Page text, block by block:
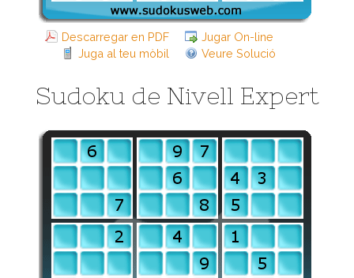
Descarregar en PDF
Jugar On-line
Juga al teu mòbil
Veure Solució
Sudoku de Nivell Expert